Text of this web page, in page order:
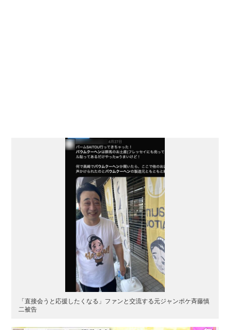
「直接会うと応援したくなる」ファンと交流する元ジャンポケ斉藤慎
二被告